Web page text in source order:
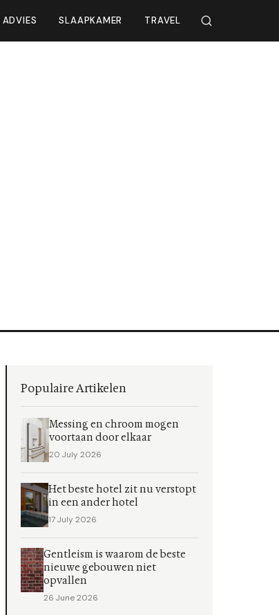
SLAAPKAMER TRAVEL
Populaire Artikelen
Messing en chroom mogen
voortaan door elkaar
20 July 2026
Het beste hotel zit nu verstopt
in een ander hotel
17 July 2026
Gentleism is waarom de beste
nieuwe gebouwen niet
opvallen
26 June 2026